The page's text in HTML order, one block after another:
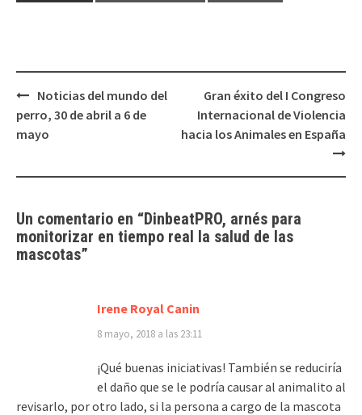
Navegación
de
entradas
Noticias del mundo del
perro, 30 de abril a 6 de
mayo
Gran éxito del I Congreso
Internacional de Violencia
hacia los Animales en España
Un comentario en “DinbeatPRO, arnés para
monitorizar en tiempo real la salud de las
mascotas”
Irene Royal Canin
8 mayo, 2018 a las 23:11
¡Qué buenas iniciativas! También se reduciría
el daño que se le podría causar al animalito al
revisarlo, por otro lado, si la persona a cargo de la mascota